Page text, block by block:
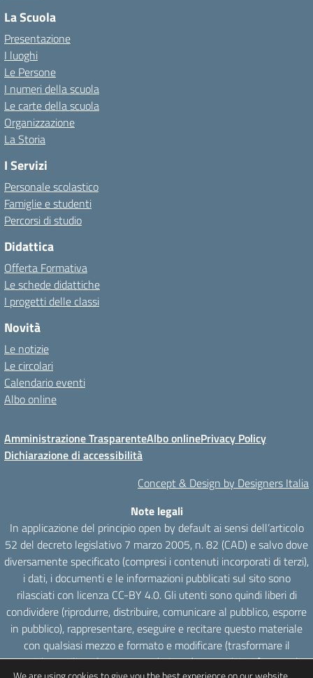
La Scuola
Presentazione
I luoghi
Le Persone
I numeri della scuola
Le carte della scuola
Organizzazione
La Storia
I Servizi
Personale scolastico
Famiglie e studenti
Percorsi di studio
Didattica
Offerta Formativa
Le schede didattiche
I progetti delle classi
Novità
Le notizie
Le circolari
Calendario eventi
Albo online
Amministrazione TrasparenteAlbo onlinePrivacy Policy
Dichiarazione di accessibilità
Concept & Design by Designers Italia
Note legali
In applicazione del principio open by default ai sensi dell’articolo
52 del decreto legislativo 7 marzo 2005, n. 82 (CAD) e salvo dove
diversamente specificato (compresi i contenuti incorporati di terzi),
i dati, i documenti e le informazioni pubblicati sul sito sono
rilasciati con licenza CC-BY 4.0. Gli utenti sono quindi liberi di
condividere (riprodurre, distribuire, comunicare al pubblico, esporre
in pubblico), rappresentare, eseguire e recitare questo materiale
con qualsiasi mezzo e formato e modificare (trasformare il
materiale e utilizzarlo per opere derivate) per qualsiasi fine, anche